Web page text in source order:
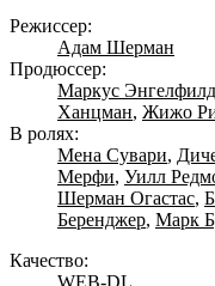
Режиссер:
Адам Шерман
Продюссер:
Маркус Энгелфилд
Ханцман, Жижо
В ролях:
Мена Сувари,
Мерфи, Уилл
Шерман Огастас,
Беренджер, Марк
Качество: